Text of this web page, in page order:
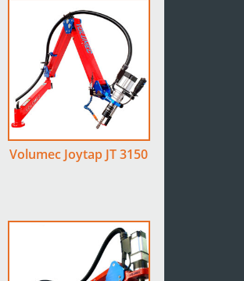
Volumec Joytap JT 3150